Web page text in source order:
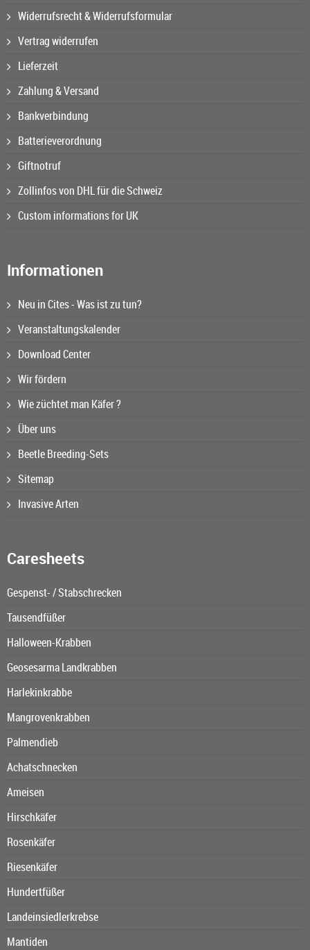
Widerrufsrecht & Widerrufsformular
Vertrag widerrufen
Lieferzeit
Zahlung & Versand
Bankverbindung
Batterieverordnung
Giftnotruf
Zollinfos von DHL für die Schweiz
Custom informations for UK
Informationen
Neu in Cites - Was ist zu tun?
Veranstaltungskalender
Download Center
Wir fördern
Wie züchtet man Käfer ?
Über uns
Beetle Breeding-Sets
Sitemap
Invasive Arten
Caresheets
Gespenst- / Stabschrecken
Tausendfüßer
Halloween-Krabben
Geosesarma Landkrabben
Harlekinkrabbe
Mangrovenkrabben
Palmendieb
Achatschnecken
Ameisen
Hirschkäfer
Rosenkäfer
Riesenkäfer
Hundertfüßer
Landeinsiedlerkrebse
Mantiden